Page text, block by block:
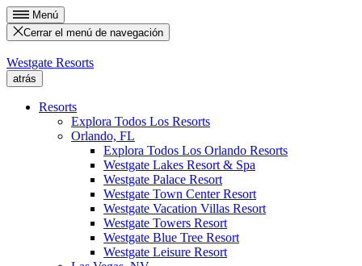
Menú
Cerrar el menú de navegación
Westgate Resorts
atrás
Resorts
Explora Todos Los Resorts
Orlando, FL
Explora Todos Los Orlando Resorts
Westgate Lakes Resort & Spa
Westgate Palace Resort
Westgate Town Center Resort
Westgate Vacation Villas Resort
Westgate Towers Resort
Westgate Blue Tree Resort
Westgate Leisure Resort